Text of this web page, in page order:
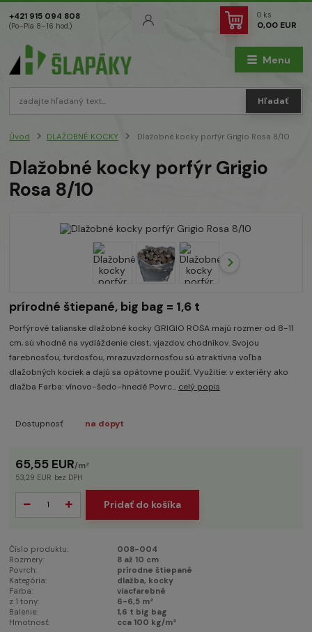
Menu
Hľadať
+421 915 094 808
(Po–Pia 8–16 hod.)
0 ks
0,00 EUR
Úvod DLAŽOBNÉ KOCKY Dlažobné kocky porfýr Grigio Rosa 8/10
Dlažobné kocky porfýr Grigio
Rosa 8/10
prírodné štiepané, big bag = 1,6 t
Porfýrové talianske dlažobné kocky GRIGIO ROSA majú rozmer od 8-11
cm, sú vhodné na vydláždenie ciest, vjazdov, chodníkov. Svojou
farebnosťou, tvrdosťou, mrazuvzdornosťou sú atraktívna voľba
dlažobných kociek a dajú sa opätovne použiť. Využitie: v exteriéry ako
dlažba Farba: vínovo-šedo-hnedé Povrc... celý popis
Dostupnosť na dopyt
65,55 EUR/m²
53,29 EUR bez DPH
Pridať do košíka
Číslo produktu:
008-004
Rozmery:
8 až 10 cm
Povrch:
prírodne štiepané
Kategória:
dlažba, kocky
Farba:
viacfarebné
z 1 tony:
6-6,5 m²
Balenie:
1,6 t big bag
Hmotnosť:
cca 100 kg/m²